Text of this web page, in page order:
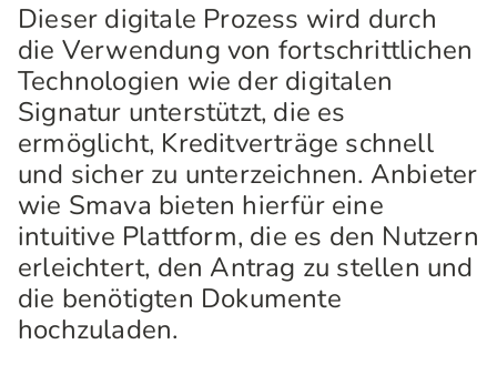
Dieser digitale Prozess wird durch
die Verwendung von fortschrittlichen
Technologien wie der digitalen
Signatur unterstützt, die es
ermöglicht, Kreditverträge schnell
und sicher zu unterzeichnen. Anbieter
wie Smava bieten hierfür eine
intuitive Plattform, die es den Nutzern
erleichtert, den Antrag zu stellen und
die benötigten Dokumente
hochzuladen.